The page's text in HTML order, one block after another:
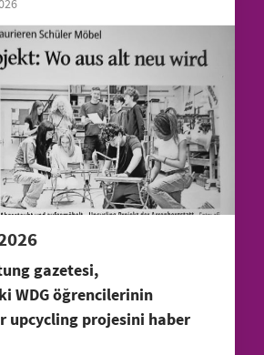
gazetesi,
WDG öğrencilerinin
upcycling projesini haber